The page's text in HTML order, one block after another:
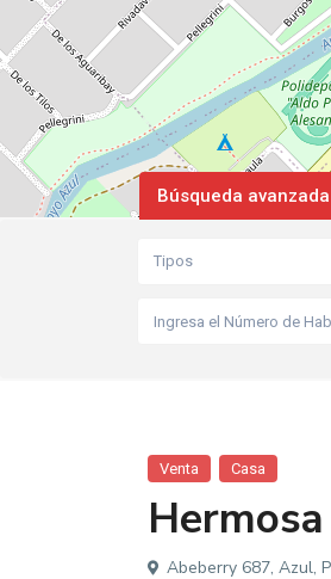
Búsqueda avanzada
Tipos
Venta Casa
Abeberry 687, Azul,